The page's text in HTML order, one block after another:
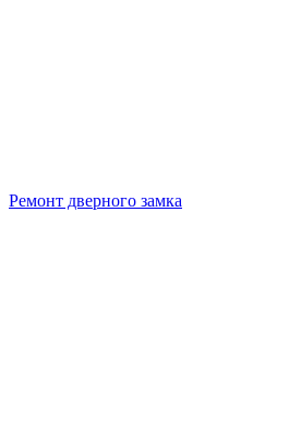
Ремонт дверного замка